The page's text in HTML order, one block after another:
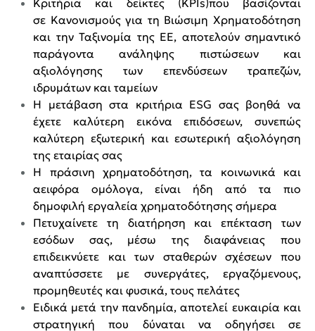
σε Κανονισμούς για τη Βιώσιμη Χρηματοδότηση
και την Ταξινομία της ΕΕ, αποτελούν σημαντικό
παράγοντα ανάληψης πιστώσεων και
αξιολόγησης των επενδύσεων τραπεζών,
ιδρυμάτων και ταμείων
Η μετάβαση στα κριτήρια ESG σας βοηθά να
έχετε καλύτερη εικόνα επιδόσεων, συνεπώς
καλύτερη εξωτερική και εσωτερική αξιολόγηση
της εταιρίας σας
Η πράσινη χρηματοδότηση, τα κοινωνικά και
αειφόρα ομόλογα, είναι ήδη από τα πιο
δημοφιλή εργαλεία χρηματοδότησης σήμερα
Πετυχαίνετε τη διατήρηση και επέκταση των
εσόδων σας, μέσω της διαφάνειας που
επιδεικνύετε και των σταθερών σχέσεων που
αναπτύσσετε με συνεργάτες, εργαζόμενους,
προμηθευτές και φυσικά, τους πελάτες
Ειδικά μετά την πανδημία, αποτελεί ευκαιρία και
στρατηγική που δύναται να οδηγήσει σε